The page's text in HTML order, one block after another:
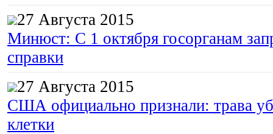
27 Августа 2015
Минюст: С 1 октября госорганам
справки
27 Августа 2015
США официально признали: трава
клетки